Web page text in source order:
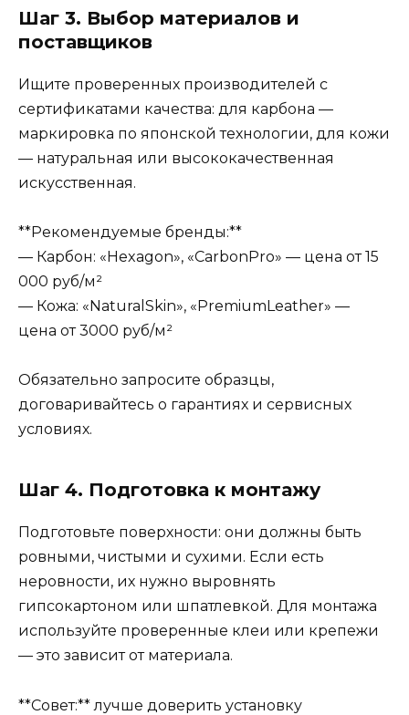
Шаг 3. Выбор материалов и
поставщиков
Ищите проверенных производителей с
сертификатами качества: для карбона —
маркировка по японской технологии, для кожи
— натуральная или высококачественная
искусственная.
**Рекомендуемые бренды:**
— Карбон: «Hexagon», «CarbonPro» — цена от 15
000 руб/м²
— Кожа: «NaturalSkin», «PremiumLeather» —
цена от 3000 руб/м²
Обязательно запросите образцы,
договаривайтесь о гарантиях и сервисных
условиях.
Шаг 4. Подготовка к монтажу
Подготовьте поверхности: они должны быть
ровными, чистыми и сухими. Если есть
неровности, их нужно выровнять
гипсокартоном или шпатлевкой. Для монтажа
используйте проверенные клеи или крепежи
— это зависит от материала.
**Совет:** лучше доверить установку